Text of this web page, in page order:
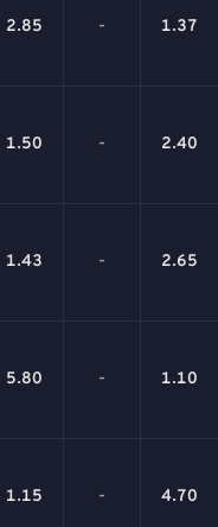
2.85 - 1.37
1.50 - 2.40
1.43 - 2.65
5.80 - 1.10
1.15 - 4.70